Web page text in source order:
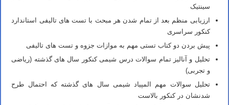
سینتیک
ارزیابی منظم بعد از تمام شدن هر مبحث با تست های تالیفی استاندارد
کنکور سراسری
پیش بردن دو کتاب تستی مهم به موازات جزوه و تست های تالیفی
تحلیل و آنالیز تمام سوالات درس شیمی کنکور سال های گذشته (ریاضی
و تجربی)
تحلیل سوالات مهم المپیاد شیمی سال های گذشته که احتمال طرح
شدنشان در کنکور بالاست